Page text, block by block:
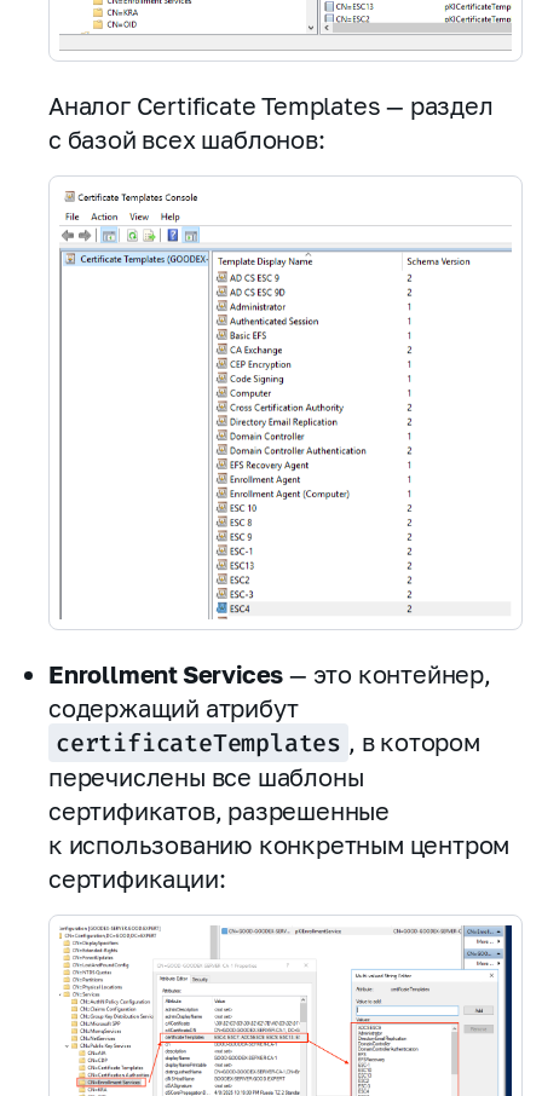
Аналог Certificate Templates — раздел
с базой всех шаблонов:
Enrollment Services — это контейнер,
содержащий атрибут
certificateTemplates , в котором
перечислены все шаблоны
сертификатов, разрешенные
к использованию конкретным центром
сертификации: